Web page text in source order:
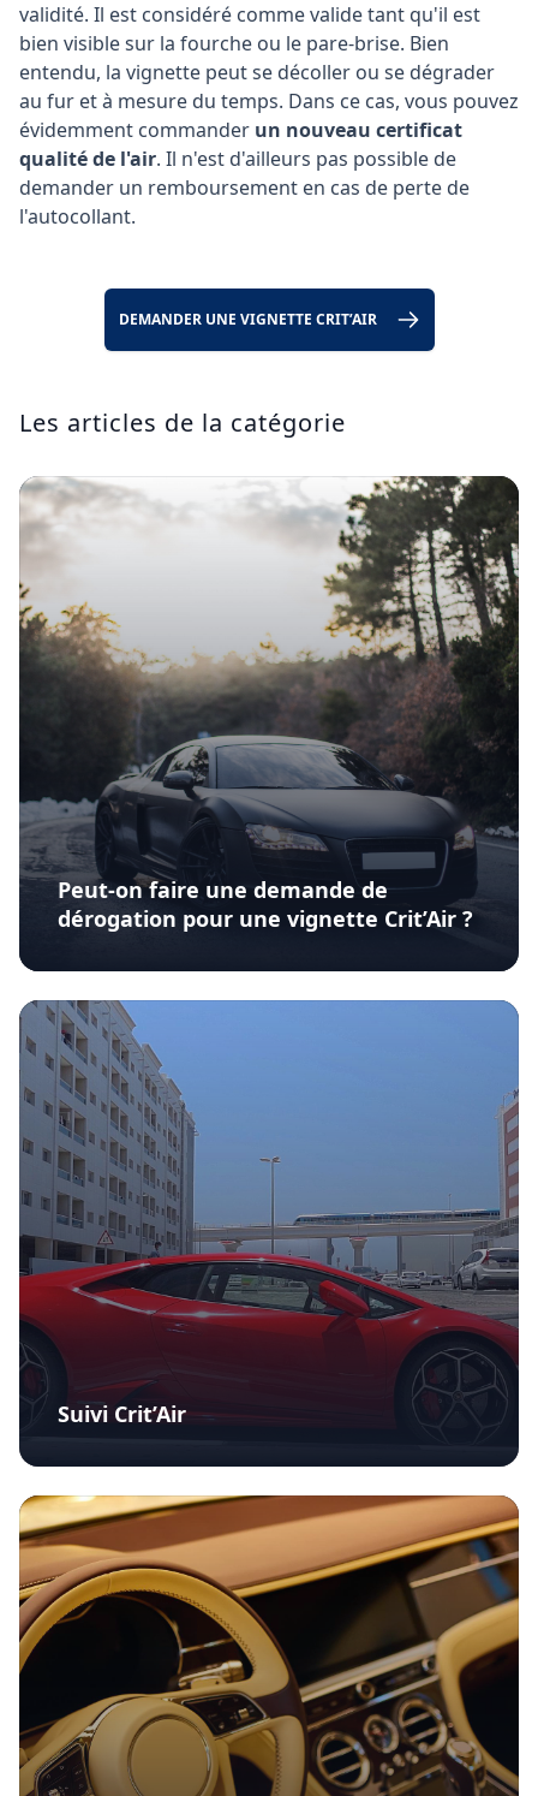
validité. Il est considéré comme valide tant qu'il est
bien visible sur la fourche ou le pare-brise. Bien
entendu, la vignette peut se décoller ou se dégrader
au fur et à mesure du temps. Dans ce cas, vous pouvez
évidemment commander un nouveau certificat
qualité de l'air. Il n'est d'ailleurs pas possible de
demander un remboursement en cas de perte de
l'autocollant.
DEMANDER UNE VIGNETTE CRIT’AIR
Les articles de la catégorie
Peut-on faire une demande de
dérogation pour une vignette Crit’Air ?
Suivi Crit’Air